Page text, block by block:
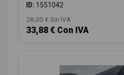
ID: 1551042
28,00 € Sin IVA
33,88 € Con IVA